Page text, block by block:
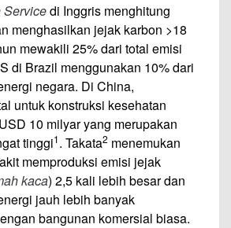
Servicedi Inggris menghitung
menghasilkan jejak karbon >18
mewakili 25% dari total emisi
di Brazil menggunakan 10% dari
negara. Di China,
untuk konstruksi kesehatan
10 milyar yang merupakan
tinggi1. Takata2 menemukan
memproduksi emisi jejak
kaca) 2,5 kali lebih besar dan
jauh lebih banyak
bangunan komersial biasa.